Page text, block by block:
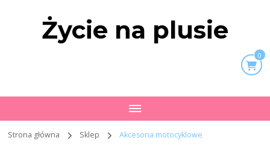
Życie na plusie
0
Strona główna Sklep Akcesoria motocyklowe